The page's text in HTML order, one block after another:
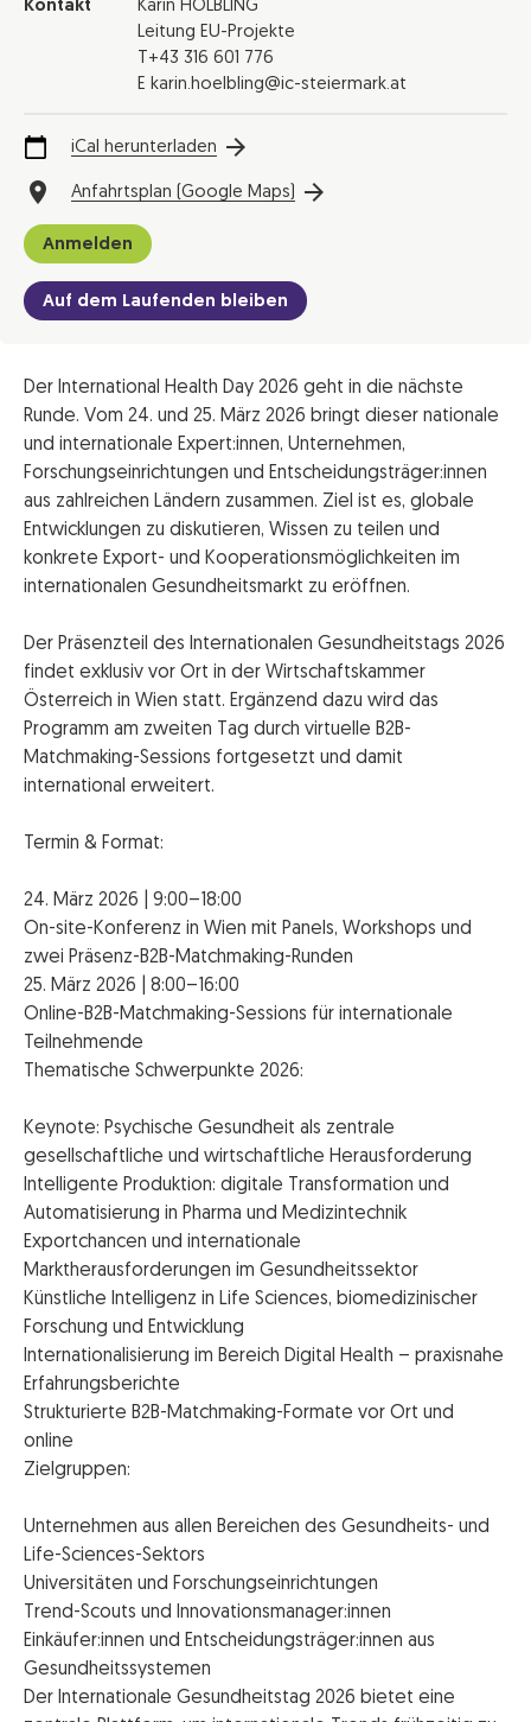
Kontakt
Karin HÖLBLING
Leitung EU-Projekte
T+43 316 601 776
E karin.hoelbling@ic-steiermark.at
iCal herunterladen
Anfahrtsplan (Google Maps)
Anmelden
Auf dem Laufenden bleiben
Der International Health Day 2026 geht in die nächste
Runde. Vom 24. und 25. März 2026 bringt dieser nationale
und internationale Expert:innen, Unternehmen,
Forschungseinrichtungen und Entscheidungsträger:innen
aus zahlreichen Ländern zusammen. Ziel ist es, globale
Entwicklungen zu diskutieren, Wissen zu teilen und
konkrete Export- und Kooperationsmöglichkeiten im
internationalen Gesundheitsmarkt zu eröffnen.
Der Präsenzteil des Internationalen Gesundheitstags 2026
findet exklusiv vor Ort in der Wirtschaftskammer
Österreich in Wien statt. Ergänzend dazu wird das
Programm am zweiten Tag durch virtuelle B2B-
Matchmaking-Sessions fortgesetzt und damit
international erweitert.
Termin & Format:
24. März 2026 | 9:00–18:00
On-site-Konferenz in Wien mit Panels, Workshops und
zwei Präsenz-B2B-Matchmaking-Runden
25. März 2026 | 8:00–16:00
Online-B2B-Matchmaking-Sessions für internationale
Teilnehmende
Thematische Schwerpunkte 2026:
Keynote: Psychische Gesundheit als zentrale
gesellschaftliche und wirtschaftliche Herausforderung
Intelligente Produktion: digitale Transformation und
Automatisierung in Pharma und Medizintechnik
Exportchancen und internationale
Marktherausforderungen im Gesundheitssektor
Künstliche Intelligenz in Life Sciences, biomedizinischer
Forschung und Entwicklung
Internationalisierung im Bereich Digital Health – praxisnahe
Erfahrungsberichte
Strukturierte B2B-Matchmaking-Formate vor Ort und
online
Zielgruppen:
Unternehmen aus allen Bereichen des Gesundheits- und
Life-Sciences-Sektors
Universitäten und Forschungseinrichtungen
Trend-Scouts und Innovationsmanager:innen
Einkäufer:innen und Entscheidungsträger:innen aus
Gesundheitssystemen
Der Internationale Gesundheitstag 2026 bietet eine